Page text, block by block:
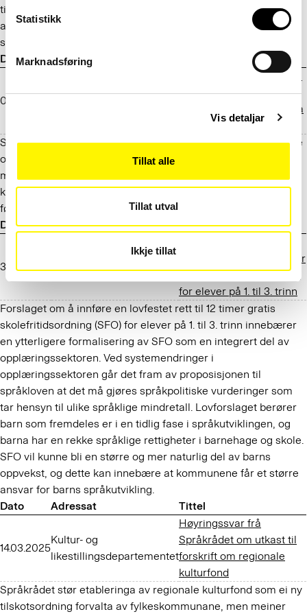
Statistikk
Marknadsføring
Vis detaljar
Tillat alle
Tillat utval
Ikkje tillat
tilskotsordninga vert avgrensa til å gjelda nyheits- og
aktualitetsmedium som hovudsakleg publiserer på eit språk
som er omfatta av språklova.
Dato
Adressat
08.04.2025
høyere
Forslag til forskrift om endringer i
universitets- og
høyskoleforskriften (ansettelse på
Språkrådet støtter forslaget om å videreføre at universitetene
og høyskolene skal gi den som ansettes på innstegsvilkår,
mulighet til å opparbeide seg de norskferdighetene som
kreves for å bli tilkjent kompetanse som henholdsvis
førsteamanuensis eller professor.
Dato
Adressat Tittel
31.03.2025Kunnskapsdepartementet
lovfeste en rett til 12 timer
gratis skolefritidsordning
for elever på 1. til 3. trinn
Forslaget om å innføre en lovfestet rett til 12 timer gratis
skolefritidsordning (SFO) for elever på 1. til 3. trinn innebærer
en ytterligere formalisering av SFO som en integrert del av
opplæringssektoren. Ved systemendringer i
opplæringssektoren går det fram av proposisjonen til
språkloven at det må gjøres språkpolitiske vurderinger som
tar hensyn til ulike språklige mindretall. Lovforslaget berører
barn som fremdeles er i en tidlig fase i språkutviklingen, og
barna har en rekke språklige rettigheter i barnehage og skole.
SFO vil kunne bli en større og mer naturlig del av barns
oppvekst, og dette kan innebære at kommunene får et større
ansvar for barns språkutvikling.
Dato
Adressat Tittel
14.03.2025
Kultur- og
likestillingsdepartementet
Høyringssvar frå
Språkrådet om utkast til
forskrift om regionale
kulturfond
Språkrådet stør etableringa av regionale kulturfond som ei ny
tilskotsordning forvalta av fylkeskommunane, men meiner